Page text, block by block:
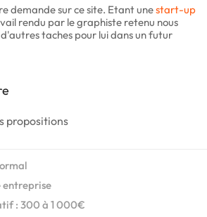
demande sur ce site. Etant unestart-up
rendu par le graphiste retenu nous
taches pour lui dans un futur
propositions
entreprise
: 300 à 1 000€